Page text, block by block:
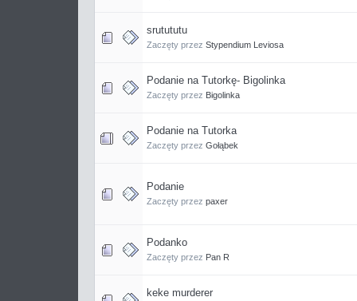
srutututu
Zaczęty przez Stypendium Leviosa
Podanie na Tutorkę- Bigolinka
Zaczęty przez Bigolinka
Podanie na Tutorka
Zaczęty przez Gołąbek
Podanie
Zaczęty przez paxer
Podanko
Zaczęty przez Pan R
keke murderer